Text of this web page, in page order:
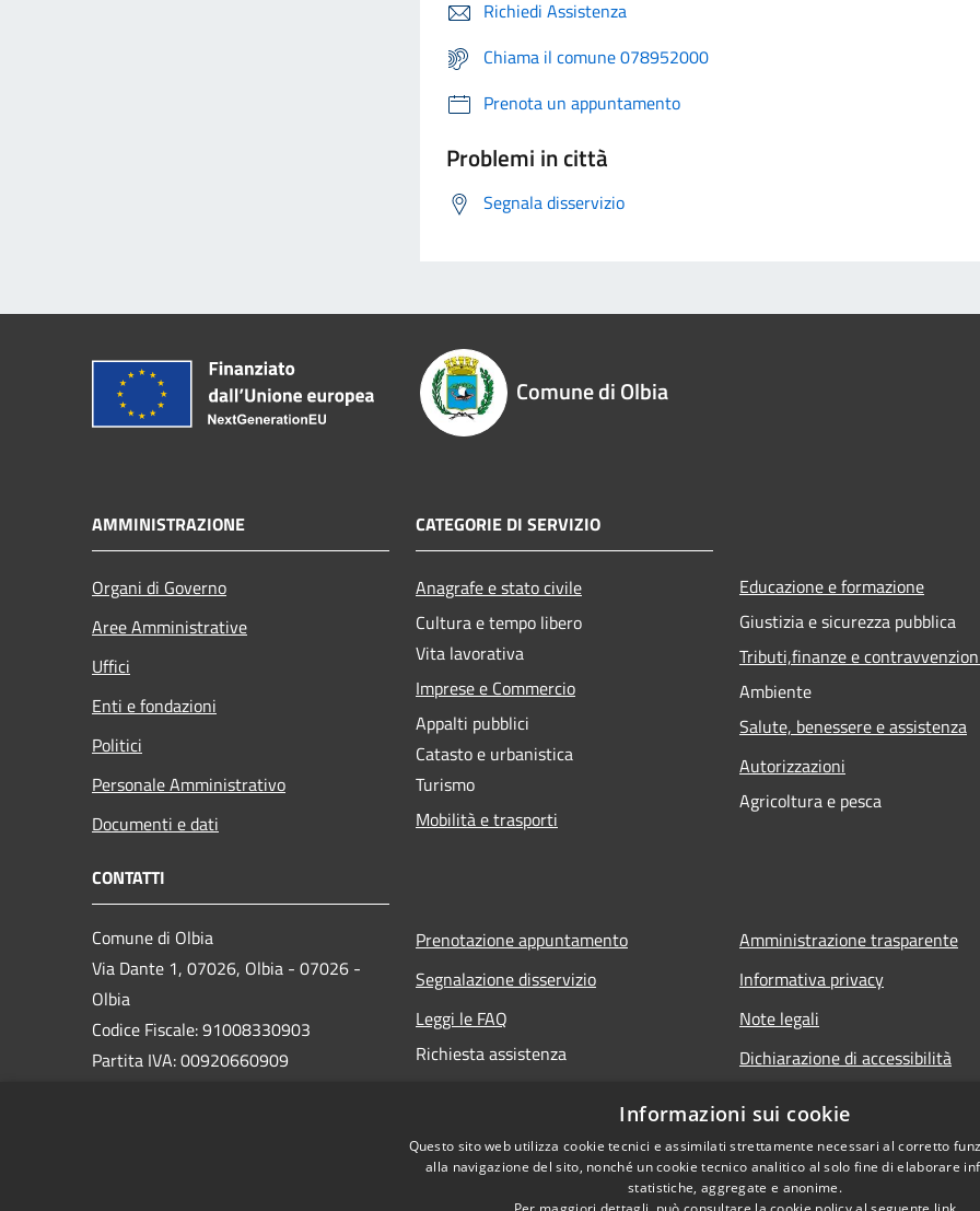
Richiedi Assistenza
Chiama il comune 078952000
Prenota un appuntamento
Problemi in città
Segnala disservizio
Comune di Olbia
AMMINISTRAZIONE
Organi di Governo
Aree Amministrative
Uffici
Enti e fondazioni
Politici
Personale Amministrativo
Documenti e dati
CATEGORIE DI SERVIZIO
Anagrafe e stato civile
Cultura e tempo libero
Vita lavorativa
Imprese e Commercio
Appalti pubblici
Catasto e urbanistica
Turismo
Mobilità e trasporti
Educazione e formazione
Giustizia e sicurezza pubblica
Tributi,finanze e
Ambiente
Salute, benessere e assistenza
Autorizzazioni
Agricoltura e pesca
CONTATTI
Comune di Olbia
Via Dante 1, 07026, Olbia - 07026 -
Olbia
Codice Fiscale: 91008330903
Partita IVA: 00920660909
Prenotazione appuntamento
Segnalazione disservizio
Leggi le FAQ
Richiesta assistenza
Amministrazione trasparente
Informativa privacy
Note legali
Dichiarazione di accessibilità
Informazioni sui cookie
Questo sito web utilizza cookie tecnici e assimilati strettamente necessari al corretto
alla navigazione del sito, nonché un cookie tecnico analitico al solo fine di elaborare
statistiche, aggregate e anonime.